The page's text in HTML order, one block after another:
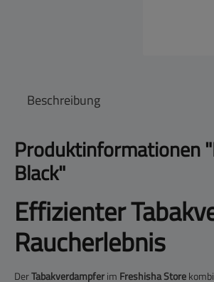
Beschreibung
Produktinformationen
Black"
Effizienter
Raucherlebnis
DerTabakverdampferim Freshisha Store